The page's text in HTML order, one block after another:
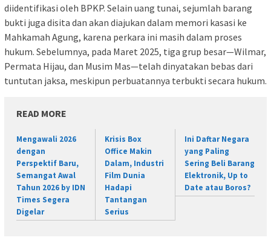
diidentifikasi oleh BPKP. Selain uang tunai, sejumlah barang
bukti juga disita dan akan diajukan dalam memori kasasi ke
Mahkamah Agung, karena perkara ini masih dalam proses
hukum. Sebelumnya, pada Maret 2025, tiga grup besar—Wilmar,
Permata Hijau, dan Musim Mas—telah dinyatakan bebas dari
tuntutan jaksa, meskipun perbuatannya terbukti secara hukum.
READ MORE
Mengawali 2026
dengan
Perspektif Baru,
Semangat Awal
Tahun 2026 by IDN
Times Segera
Digelar
Krisis Box
Office Makin
Dalam, Industri
Film Dunia
Hadapi
Tantangan
Serius
Ini Daftar Negara
yang Paling
Sering Beli Barang
Elektronik, Up to
Date atau Boros?